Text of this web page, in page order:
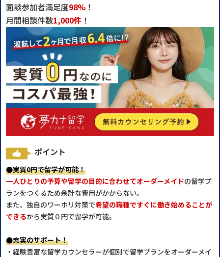
面談参加者満足度98% ！
月間相談件数1,000件 ！
ポイント
●実質0円で留学が可能！
一人ひとりの予算や留学の目的に合わせてオーダーメイドの留学プ
ランをつくるため余計な費用がかからない。
また、独自のワーホリ対策で希望の職種ですぐに働き始めることが
できるから実質０円で留学が可能。
●充実のサポート！
・経験豊富な留学カウンセラーが個別で留学プランをオーダーメイ